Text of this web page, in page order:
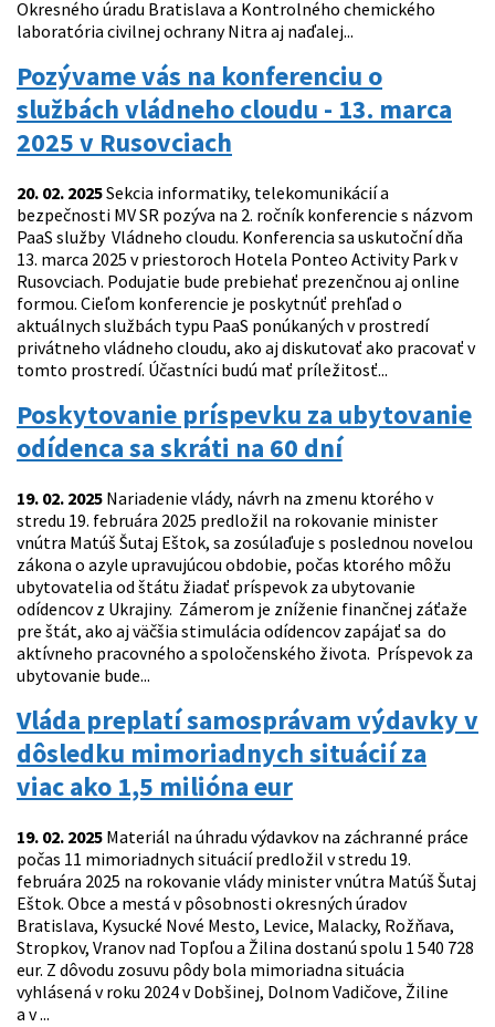
Okresného úradu Bratislava a Kontrolného chemického
laboratória civilnej ochrany Nitra aj naďalej...
Pozývame vás na konferenciu o
službách vládneho cloudu - 13. marca
2025 v Rusovciach
20. 02. 2025Sekcia informatiky, telekomunikácií a
bezpečnosti MV SR pozýva na 2. ročník konferencie s názvom
PaaS služby Vládneho cloudu. Konferencia sa uskutoční dňa
13. marca 2025 v priestoroch Hotela Ponteo Activity Park v
Rusovciach. Podujatie bude prebiehať prezenčnou aj online
formou. Cieľom konferencie je poskytnúť prehľad o
aktuálnych službách typu PaaS ponúkaných v prostredí
privátneho vládneho cloudu, ako aj diskutovať ako pracovať v
tomto prostredí. Účastníci budú mať príležitosť...
Poskytovanie príspevku za ubytovanie
odídenca sa skráti na 60 dní
19. 02. 2025 Nariadenie vlády, návrh na zmenu ktorého v
stredu 19. februára 2025 predložil na rokovanie minister
vnútra Matúš Šutaj Eštok, sa zosúlaďuje s poslednou novelou
zákona o azyle upravujúcou obdobie, počas ktorého môžu
ubytovatelia od štátu žiadať príspevok za ubytovanie
odídencov z Ukrajiny. Zámerom je zníženie finančnej záťaže
pre štát, ako aj väčšia stimulácia odídencov zapájať sa do
aktívneho pracovného a spoločenského života. Príspevok za
ubytovanie bude...
Vláda preplatí samosprávam výdavky v
dôsledku mimoriadnych situácií za
viac ako 1,5 milióna eur
19. 02. 2025 Materiál na úhradu výdavkov na záchranné práce
počas 11 mimoriadnych situácií predložil v stredu 19.
februára 2025 na rokovanie vlády minister vnútra Matúš Šutaj
Eštok. Obce a mestá v pôsobnosti okresných úradov
Bratislava, Kysucké Nové Mesto, Levice, Malacky, Rožňava,
Stropkov, Vranov nad Topľou a Žilina dostanú spolu 1 540 728
eur. Z dôvodu zosuvu pôdy bola mimoriadna situácia
vyhlásená v roku 2024 v Dobšinej, Dolnom Vadičove, Žiline
a v ...